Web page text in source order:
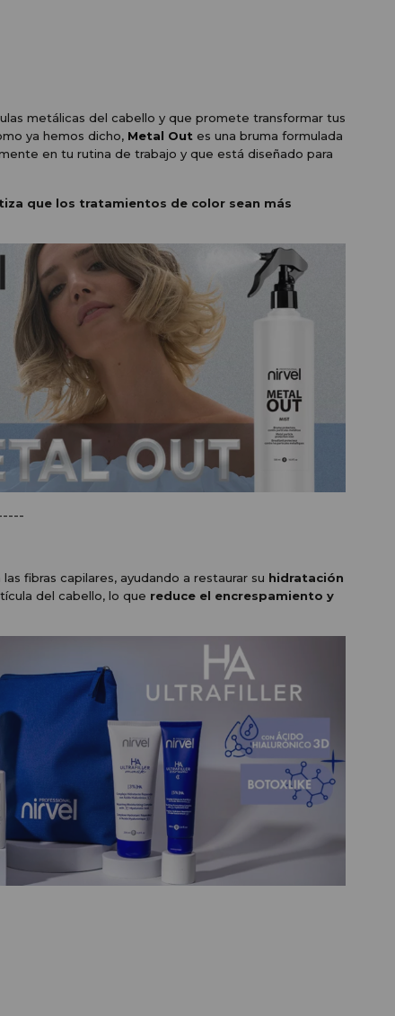
metálicas del cabello y que promete transformar tus
ya hemos dicho, Metal Out es una bruma formulada
en tu rutina de trabajo y que está diseñado para
que los tratamientos de color sean más
fibras capilares, ayudando a restaurar su hidratación
del cabello, lo que reduce el encrespamiento y